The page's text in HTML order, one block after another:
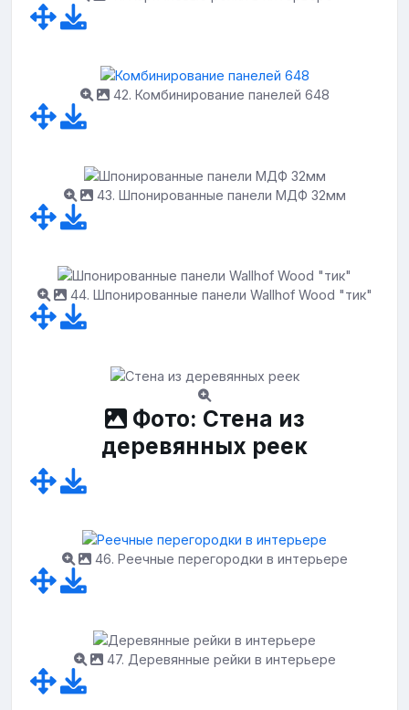
42. Комбинирование панелей 648
43. Шпонированные панели МДФ 32мм
44. Шпонированные панели Wallhof Wood "тик"
Фото: Стена из
деревянных реек
46. Реечные перегородки в интерьере
47. Деревянные рейки в интерьере